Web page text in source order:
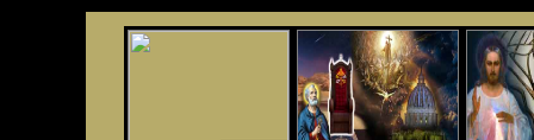
La Bibbia ha previsto
70 anni senza Papa?